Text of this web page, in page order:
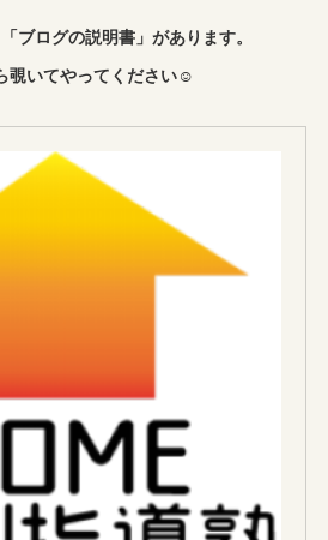
ブログの説明書」があります。
覗いてやってください☺︎